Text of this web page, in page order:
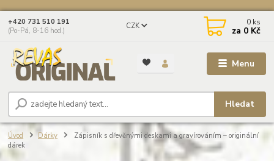
Menu
CZK
Hledat
+420 731 510 191
(Po-Pá, 8-16 hod.)
0 ks
za 0 Kč
Úvod Dárky
Zápisník s dřevěnými deskami a gravírováním – originální
dárek